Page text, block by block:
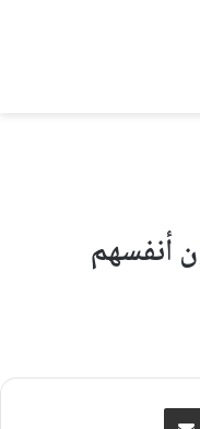
أنفسهم
مشاركة عبر البريد